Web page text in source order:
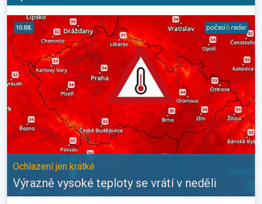
Výrazně vysoké teploty se vrátí v neděli. Ochlazení jen krátké.
Ochlazení jen krátké
Výrazně vysoké teploty se vrátí v neděli